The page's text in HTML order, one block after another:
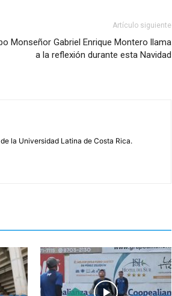
Artículo siguiente
Monseñor Gabriel Enrique Montero llama
a la reflexión durante esta Navidad
la Universidad Latina de Costa Rica.